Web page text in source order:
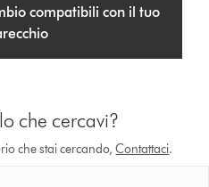
compatibili con il tuo
che cercavi?
che stai cercando,Contattaci.